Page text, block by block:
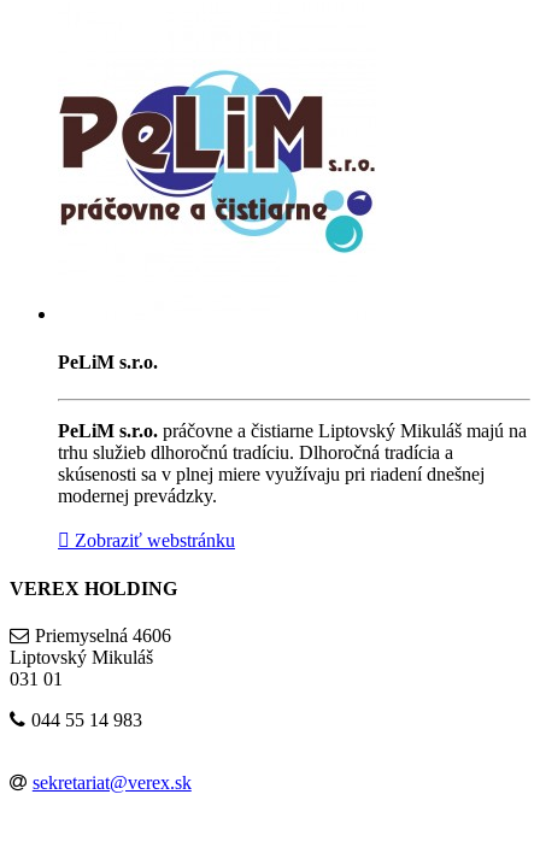
PeLiM s.r.o.
PeLiM s.r.o. práčovne a čistiarne Liptovský Mikuláš majú na
trhu služieb dlhoročnú tradíciu. Dlhoročná tradícia a
skúsenosti sa v plnej miere využívaju pri riadení dnešnej
modernej prevádzky.
Zobraziť webstránku
VEREX HOLDING
Priemyselná 4606
Liptovský Mikuláš
031 01
044 55 14 983
sekretariat@verex.sk